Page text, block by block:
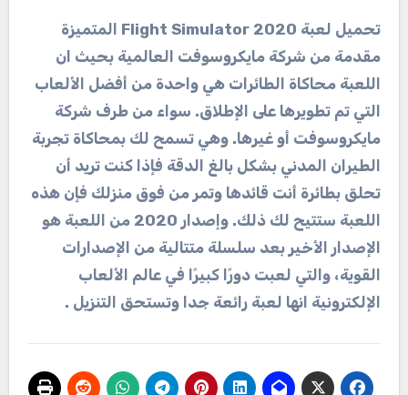
تحميل لعبة Flight Simulator 2020 المتميزة
مقدمة من شركة مايكروسوفت العالمية بحيث ان
اللعبة محاكاة الطائرات هي واحدة من أفضل الألعاب
التي تم تطويرها على الإطلاق. سواء من طرف شركة
مايكروسوفت أو غيرها. وهي تسمح لك بمحاكاة تجربة
الطيران المدني بشكل بالغ الدقة فإذا كنت تريد أن
تحلق بطائرة أنت قائدها وتمر من فوق منزلك فإن هذه
اللعبة ستتيح لك ذلك. وإصدار 2020 من اللعبة هو
الإصدار الأخير بعد سلسلة متتالية من الإصدارات
القوية، والتي لعبت دورًا كبيرًا في عالم الألعاب
الإلكترونية انها لعبة رائعة جدا وتستحق التنزيل .